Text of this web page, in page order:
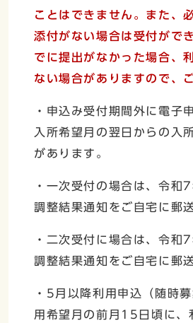
ことはできません。また、
添付がない場合は受付がで
でに提出がなかった場合、
ない場合がありますので、
・申込み受付期間外に電子
入所希望月の翌日からの入
があります。
・一次受付の場合は、令和
調整結果通知をご自宅に郵
・二次受付に場合は、令和
調整結果通知をご自宅に郵
・5月以降利用申込（随時
用希望月の前月15日頃に、